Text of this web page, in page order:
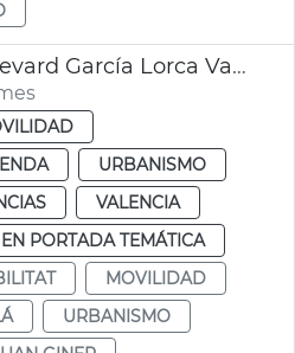
Presentación bulevard García Lorca València
URBANISMO
VALENCIA
EN PORTADA TEMÁTICA
MOVILIDAD
URBANISMO